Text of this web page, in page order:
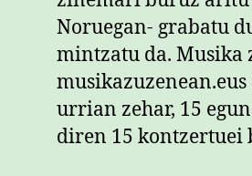
Noruegan- grabatu
mintzatu da. Musika
urrian zehar, 15
diren 15 kontzertuei